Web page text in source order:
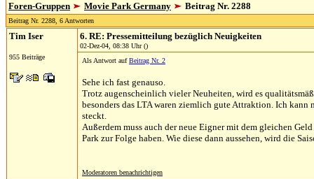
Foren-Gruppen Movie Park Germany Beitrag Nr. 2288
Beitrag Nr. 2288, 6 Antworten
Tim Iser
955 Beiträge
6. RE: Pressemitteilung bezüglich Neuigkeiten
02-Dez-04, 08:38 Uhr ()
Als Antwort aufBeitrag Nr. 2
Sehe ich fast genauso.
Trotz augenscheinlich vieler Neuheiten, wird es
besonders das LTA waren ziemlich gute Attraktion. Ich
steckt.
Außerdem muss auch der neue Eigner mit dem gleichen
Park zur Folge haben. Wie diese dann aussehen, wird die
Moderatoren benachrichtigen